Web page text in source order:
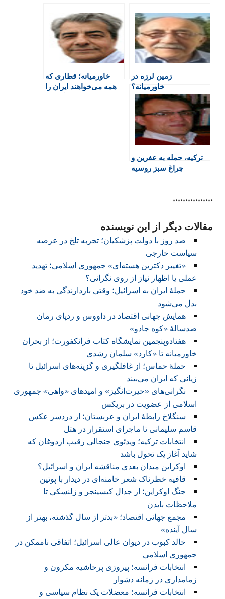
g
r
m
t
a
r
i
n
s
A
p
p
t
F
r
i
e
d
زمین لرزه در
خاورمیانه؟
خاورمیانه؛ قطاری که
همه می‌خواهند ایران را
ترکیه، حمله به عفرین و
چراغ سبز روسیه
****************
مقالات دیگر از این نویسنده
صد روز با دولت پزشکیان؛ تجربه تلخ در عرصه
سیاست خارجی
«تغییر دکترین هسته‌ای» جمهوری اسلامی؛ تهدید
عملی یا اظهار نیاز از روی نگرانی؟
حملهٔ ایران به اسرائیل؛ وقتی بازدارندگی به ضد خود
بدل می‌شود
همایش جهانی اقتصاد در داووس و ردپای رمان
صدسالهٔ «کوه جادو»
هفتادوپنجمین نمایشگاه کتاب فرانکفورت؛ از بحران
خاورمیانه تا «کارد» سلمان رشدی
حملۀ حماس؛ از غافلگیری و گزینه‌های اسرائیل تا
زیانی که ایران می‌بیند
نگرانی‌های «حیرت‌انگیز» و امیدهای «واهی» جمهوری
اسلامی از عضویت در بریکس
سنگلاخ رابطهٔ ایران و عربستان؛ از دردسر عکس
قاسم سلیمانی تا ماجرای استقرار در هتل
انتخابات ترکیه؛ ویدئوی جنجالی رقیب اردوغان که
شاید آغاز یک تحول باشد
اوکراین میدان بعدی مناقشه ایران و اسرائیل؟
قافیه خطرناک شعر خامنه‌ای در دیدار با پوتین
جنگ اوکراین؛ از جدال کیسینجر و زلنسکی تا
ملاحظات بایدن
مجمع جهانی اقتصاد؛ «بدتر از سال‌ گذشته، بهتر از
سال آینده»
خالد کبوب در دیوان عالی اسرائیل؛ اتفاقی ناممکن در
جمهوری اسلامی
انتخابات فرانسه؛ پیروزی پرحاشیه مکرون و
زمامداری در زمانه دشوار
انتخابات فرانسه؛ معضلات یک نظام سیاسی و